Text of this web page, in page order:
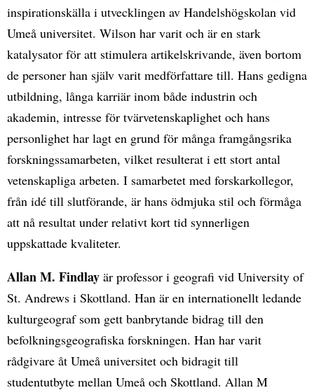
inspirationskälla i utvecklingen av Handelshögskolan vid
Umeå universitet. Wilson har varit och är en stark
katalysator för att stimulera artikelskrivande, även bortom
de personer han själv varit medförfattare till. Hans gedigna
utbildning, långa karriär inom både industrin och
akademin, intresse för tvärvetenskaplighet och hans
personlighet har lagt en grund för många framgångsrika
forskningssamarbeten, vilket resulterat i ett stort antal
vetenskapliga arbeten. I samarbetet med forskarkollegor,
från idé till slutförande, är hans ödmjuka stil och förmåga
att nå resultat under relativt kort tid synnerligen
uppskattade kvaliteter.
Allan M. Findlay är professor i geografi vid University of
St. Andrews i Skottland. Han är en internationellt ledande
kulturgeograf som gett banbrytande bidrag till den
befolkningsgeografiska forskningen. Han har varit
rådgivare åt Umeå universitet och bidragit till
studentutbyte mellan Umeå och Skottland. Allan M